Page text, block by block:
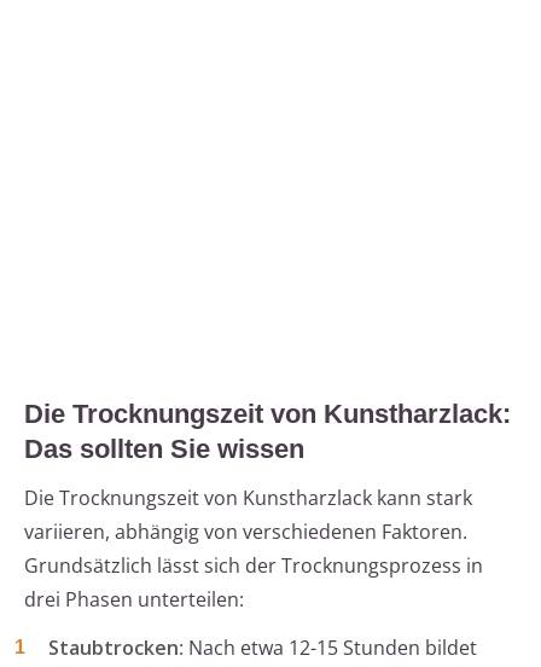
Die Trocknungszeit von Kunstharzlack:
Das sollten Sie wissen
Die Trocknungszeit von Kunstharzlack kann stark
variieren, abhängig von verschiedenen Faktoren.
Grundsätzlich lässt sich der Trocknungsprozess in
drei Phasen unterteilen:
Staubtrocken: Nach etwa 12-15 Stunden bildet